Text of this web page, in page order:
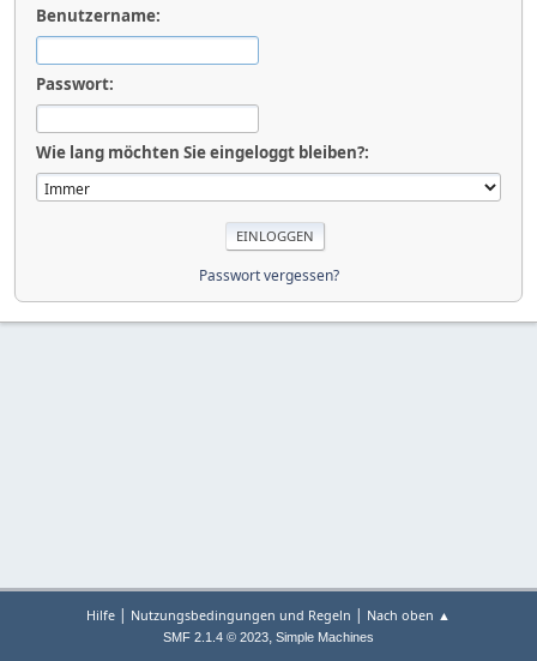
Benutzername:
Passwort:
Wie lang möchten Sie eingeloggt bleiben?:
Passwort vergessen?
Hilfe | Nutzungsbedingungen und Regeln | Nach oben ▲
SMF 2.1.4 © 2023, Simple Machines